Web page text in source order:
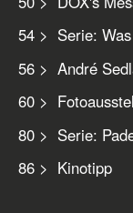
54 > Serie:
56 > André
60 >
80 > Serie:
86 > Kinotipp